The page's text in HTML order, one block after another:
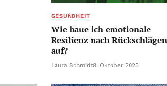
GESUNDHEIT
Wie baue ich emotionale
Resilienz nach Rückschlägen
auf?
Laura Schmidt8. Oktober 2025